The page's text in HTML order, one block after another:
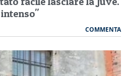
COMMENTA